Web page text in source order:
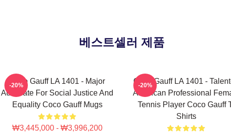
베스트셀러 제품
Coco Gauff LA 1401 - Major
Advocate For Social Justice And
Equality Coco Gauff Mugs
₩3,445,000 - ₩3,996,200
-20%
Coco Gauff LA 1401 -
American Professional
Tennis Player Coco Gauff
Shirts
-20%